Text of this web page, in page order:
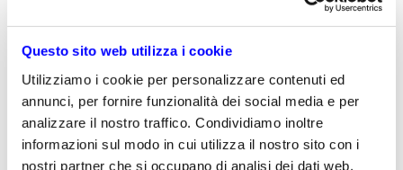
Questo sito web utilizza i cookie
Utilizziamo i cookie per personalizzare contenuti ed
annunci, per fornire funzionalità dei social media e per
analizzare il nostro traffico. Condividiamo inoltre
informazioni sul modo in cui utilizza il nostro sito con i
nostri partner che si occupano di analisi dei dati web,
2018/2019 INNER
CIRCLE FOR
MICROSOFT
DYNAMICS